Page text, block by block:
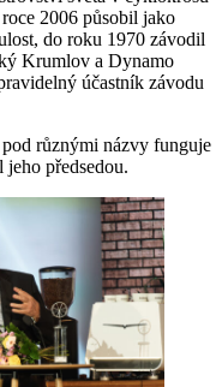
2006 působil jako
do roku 1970 závodil
Krumlov a Dynamo
účastník závodu
různými názvy funguje
předsedou.